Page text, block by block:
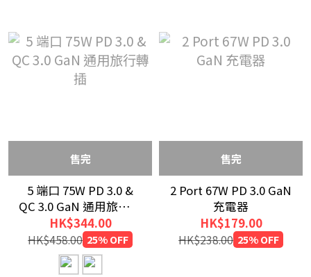
售完
5 端口 75W PD 3.0 &
QC 3.0 GaN 通用旅行轉
插
HK$344.00
HK$458.00 25% OFF
售完
2 Port 67W PD 3.0 GaN
充電器
HK$179.00
HK$238.00 25% OFF